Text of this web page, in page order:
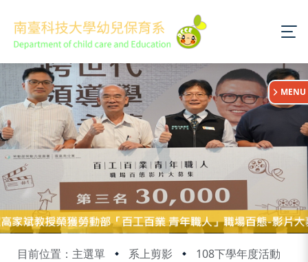
目前位置：主選單 系上剪影
108下學年度活動
:::
MENU